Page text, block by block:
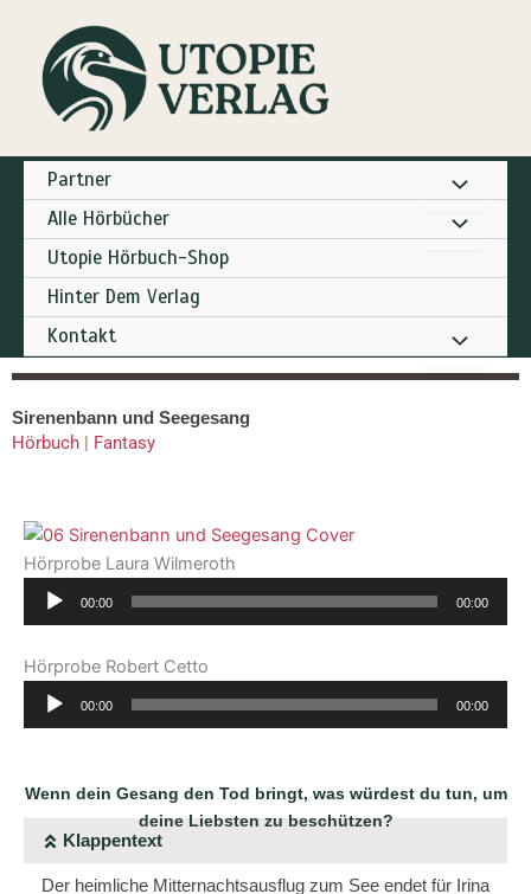
springen
Partner
Alle Hörbücher
Utopie Hörbuch-Shop
Hinter Dem Verlag
Kontakt
Sirenenbann und Seegesang
Hörbuch | Fantasy
Hörprobe Laura Wilmeroth
Audio-
00:00 00:00
Hörprobe Robert Cetto
Audio-
00:00 00:00
Wenn dein Gesang den Tod bringt, was würdest du tun, um
deine Liebsten zu beschützen?
Klappentext
Der heimliche Mitternachtsausflug zum See endet für Irina